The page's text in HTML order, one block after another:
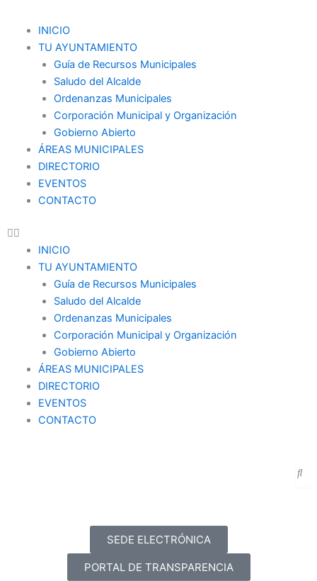
contenido
INICIO
TU AYUNTAMIENTO
Guía de Recursos Municipales
Saludo del Alcalde
Ordenanzas Municipales
Corporación Municipal y Organización
Gobierno Abierto
ÁREAS MUNICIPALES
DIRECTORIO
EVENTOS
CONTACTO
Menu
INICIO
TU AYUNTAMIENTO
Guía de Recursos Municipales
Saludo del Alcalde
Ordenanzas Municipales
Corporación Municipal y Organización
Gobierno Abierto
ÁREAS MUNICIPALES
DIRECTORIO
EVENTOS
CONTACTO
SEDE ELECTRÓNICA
PORTAL DE TRANSPARENCIA